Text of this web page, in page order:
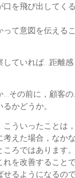
口を飛び出してく
って意図を伝える
していれば…距離
…その前に，顧客
かどうか。
こういったことは
考えた場合，なか
ろではあります。
れを改善すること
るようになるので